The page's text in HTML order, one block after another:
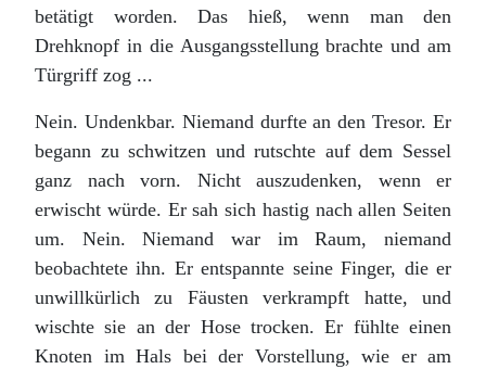
betätigt worden. Das hieß, wenn man den
Drehknopf in die Ausgangsstellung brachte und am
Türgriff zog ...
Nein. Undenkbar. Niemand durfte an den Tresor. Er
begann zu schwitzen und rutschte auf dem Sessel
ganz nach vorn. Nicht auszudenken, wenn er
erwischt würde. Er sah sich hastig nach allen Seiten
um. Nein. Niemand war im Raum, niemand
beobachtete ihn. Er entspannte seine Finger, die er
unwillkürlich zu Fäusten verkrampft hatte, und
wischte sie an der Hose trocken. Er fühlte einen
Knoten im Hals bei der Vorstellung, wie er am